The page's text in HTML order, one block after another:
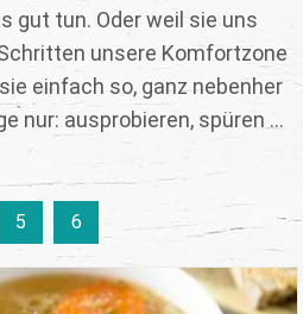
gut tun. Oder weil sie uns
unsere Komfortzone
einfach so, ganz nebenher
nur: ausprobieren, spüren ...
5 6